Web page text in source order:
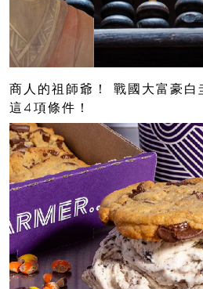
商人的祖師爺！ 戰國大富豪白
這4項條件！